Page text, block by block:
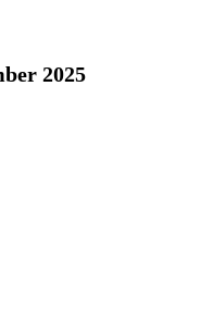
2025